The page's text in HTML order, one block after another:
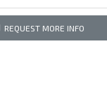
REQUEST MORE INFO